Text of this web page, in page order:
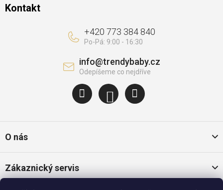
Kontakt
info@trendybaby.cz
+420 773 384 840
O nás
Zákaznický servis